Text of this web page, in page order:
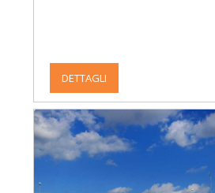
DETTAGLI